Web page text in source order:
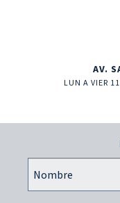
AV.
LUN A VIER